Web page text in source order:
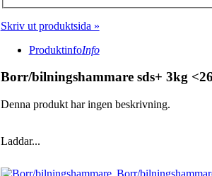
Skriv ut produktsida »
ProduktinfoInfo
Borr/bilningshammare sds+ 3kg
Denna produkt har ingen beskrivning.
Laddar...